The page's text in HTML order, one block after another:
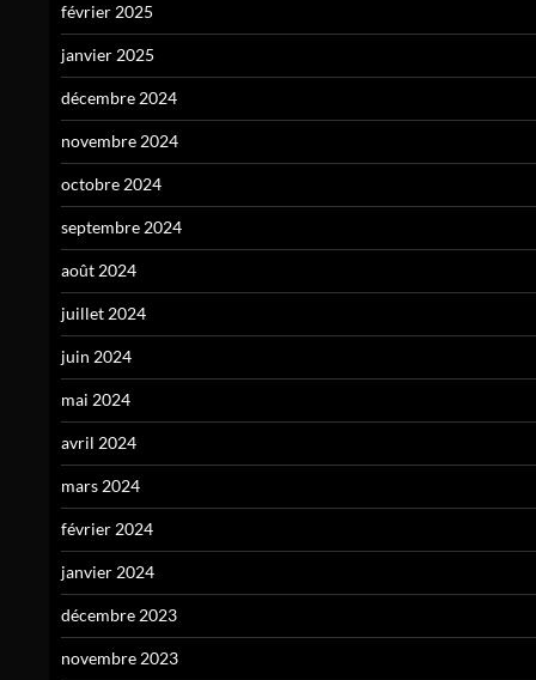
février 2025
janvier 2025
décembre 2024
novembre 2024
octobre 2024
septembre 2024
août 2024
juillet 2024
juin 2024
mai 2024
avril 2024
mars 2024
février 2024
janvier 2024
décembre 2023
novembre 2023